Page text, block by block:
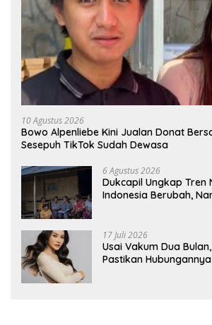
10 Agustus 2026
Bowo Alpenliebe Kini Jualan Donat
Sesepuh TikTok Sudah Dewasa
6 Agustus 2026
Dukcapil Ungkap Tren
Indonesia Berubah,
17 Juli 2026
Usai Vakum Dua
Pastikan